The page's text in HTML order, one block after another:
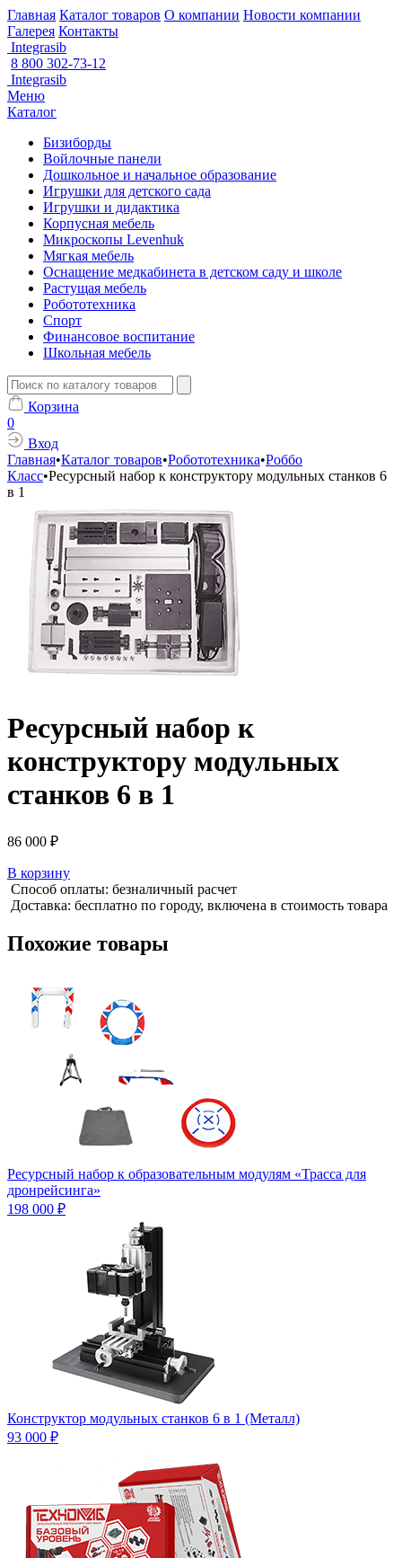
Главная Каталог товаров О компании Новости компании
Галерея Контакты
Integrasib
8 800 302-73-12
Integrasib
Меню
Каталог
Бизиборды
Войлочные панели
Дошкольное и начальное образование
Игрушки для детского сада
Игрушки и дидактика
Корпусная мебель
Микроскопы Levenhuk
Мягкая мебель
Оснащение медкабинета в детском саду и школе
Растущая мебель
Робототехника
Спорт
Финансовое воспитание
Школьная мебель
Корзина
0
Вход
Главная•Каталог товаров•Робототехника•Роббо
Класс•Ресурсный набор к конструктору модульных станков 6
в 1
Ресурсный набор к
конструктору модульных
станков 6 в 1
86 000 ₽
В корзину
Способ оплаты: безналичный расчет
Доставка: бесплатно по городу, включена в стоимость товара
Похожие товары
Ресурсный набор к образовательным модулям «Трасса для
дронрейсинга»
198 000 ₽
Конструктор модульных станков 6 в 1 (Металл)
93 000 ₽